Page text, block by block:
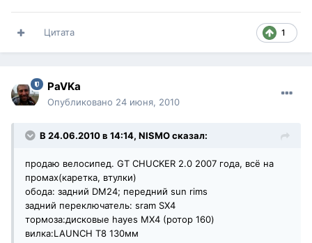
1
Цитата
PaVKa
Опубликовано 24 июня, 2010
В 24.06.2010 в 14:14, NISMO сказал:
продаю велосипед. GT CHUCKER 2.0 2007 года, всё на
промах(каретка, втулки)
обода: задний DM24; передний sun rims
задний переключатель: sram SX4
тормоза:дисковые hayes MX4 (ротор 160)
вилка:LAUNCH T8 130мм